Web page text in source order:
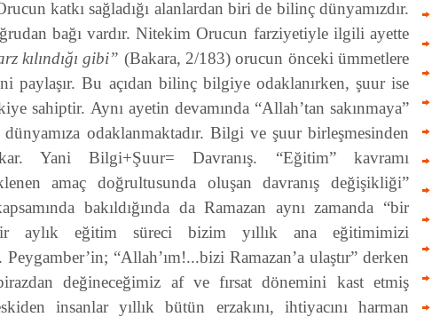
katkı sağladığı alanlardan biri de bilinç dünyamızdır.
bağı vardır. Nitekim Orucun farziyetiyle ilgili ayette
kılındığı gibi” (Bakara, 2/183) orucun önceki ümmetlere
paylaşır. Bu açıdan bilinç bilgiye odaklanırken, şuur ise
sahiptir. Aynı ayetin devamında “Allah’tan sakınmaya”
odaklanmaktadır. Bilgi ve şuur birleşmesinden
Yani Bilgi+Şuur= Davranış. “Eğitim” kavramı
amaç doğrultusunda oluşan davranış değişikliği”
bakıldığında da Ramazan aynı zamanda “bir
aylık eğitim süreci bizim yıllık ana eğitimimizi
“Allah’ım!...bizi Ramazan’a ulaştır” derken
değineceğimiz af ve fırsat dönemini kast etmiş
insanlar yıllık bütün erzakını, ihtiyacını harman